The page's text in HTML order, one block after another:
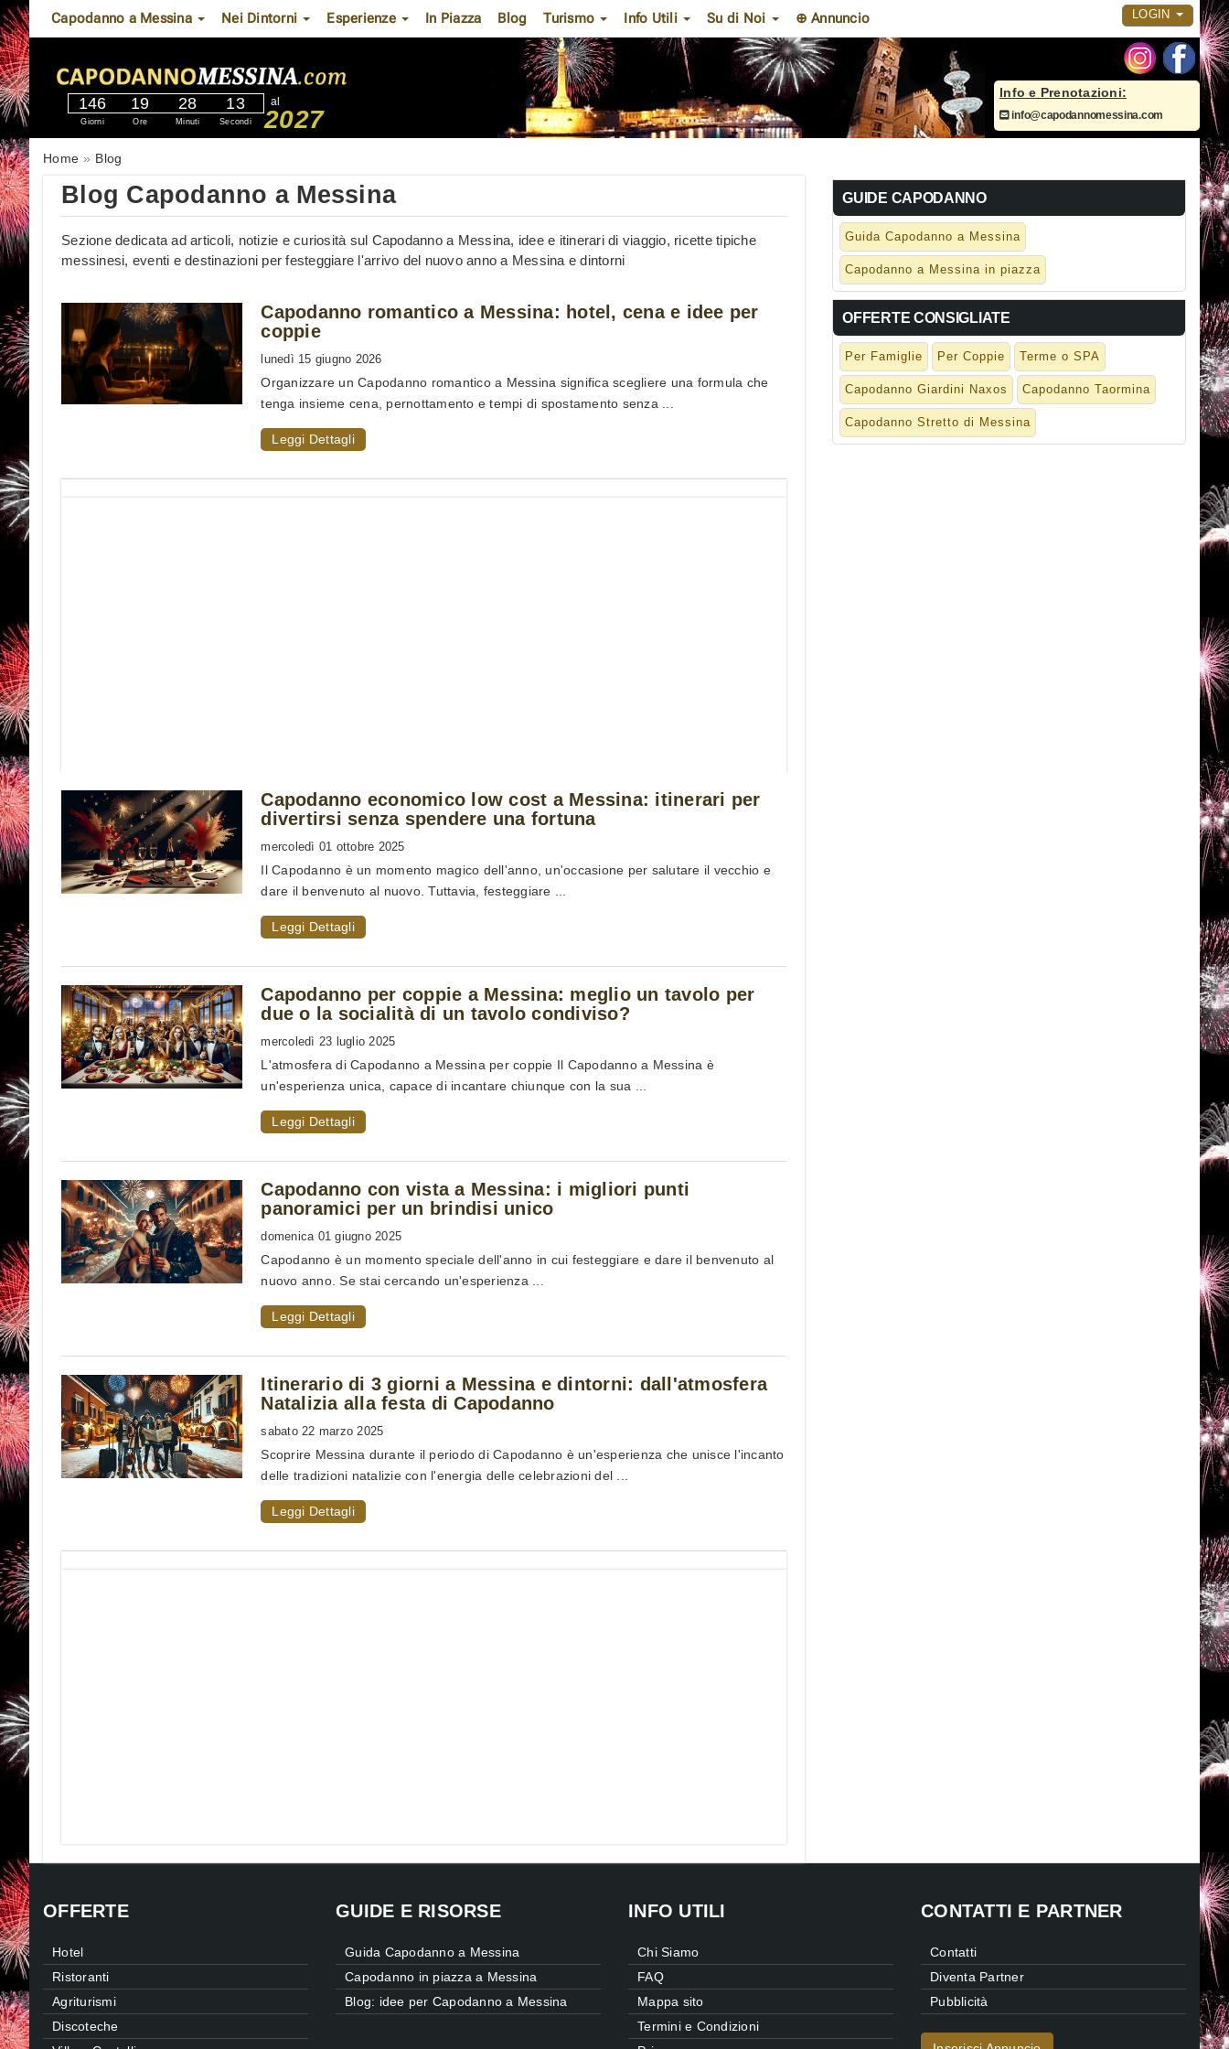
Capodanno a Messina Nei Dintorni Esperienze In Piazza Blog Turismo Info Utili Su di Noi ⊕ Annuncio LOGIN
146
Giorni
19
Ore
28
Minuti
12
Secondi
al
2027
Info e Prenotazioni:
info@capodannomessina.com
Home Blog
Blog Capodanno a Messina
Sezione dedicata ad articoli, notizie e curiosità sul Capodanno a Messina, idee e itinerari di viaggio, ricette tipiche
messinesi, eventi e destinazioni per festeggiare l'arrivo del nuovo anno a Messina e dintorni
Capodanno romantico a Messina: hotel, cena e idee per
coppie
lunedì 15 giugno 2026
Organizzare un Capodanno romantico a Messina significa scegliere una formula che
tenga insieme cena, pernottamento e tempi di spostamento senza ...
Leggi Dettagli
Capodanno economico low cost a Messina: itinerari per
divertirsi senza spendere una fortuna
mercoledì 01 ottobre 2025
Il Capodanno è un momento magico dell'anno, un'occasione per salutare il vecchio e
dare il benvenuto al nuovo. Tuttavia, festeggiare ...
Leggi Dettagli
Capodanno per coppie a Messina: meglio un tavolo per
due o la socialità di un tavolo condiviso?
mercoledì 23 luglio 2025
L'atmosfera di Capodanno a Messina per coppie Il Capodanno a Messina è
un'esperienza unica, capace di incantare chiunque con la sua ...
Leggi Dettagli
Capodanno con vista a Messina: i migliori punti
panoramici per un brindisi unico
domenica 01 giugno 2025
Capodanno è un momento speciale dell'anno in cui festeggiare e dare il benvenuto al
nuovo anno. Se stai cercando un'esperienza ...
Leggi Dettagli
Itinerario di 3 giorni a Messina e dintorni: dall'atmosfera
Natalizia alla festa di Capodanno
sabato 22 marzo 2025
Scoprire Messina durante il periodo di Capodanno è un'esperienza che unisce l'incanto
delle tradizioni natalizie con l'energia delle celebrazioni del ...
Leggi Dettagli
GUIDE CAPODANNO
Guida Capodanno a Messina
Capodanno a Messina in piazza
OFFERTE CONSIGLIATE
Per Famiglie Per Coppie Terme o SPA
Capodanno Giardini Naxos Capodanno Taormina
Capodanno Stretto di Messina
OFFERTE
Hotel
Ristoranti
Agriturismi
Discoteche
GUIDE E RISORSE
Guida Capodanno a Messina
Capodanno in piazza a Messina
Blog: idee per Capodanno a Messina
INFO UTILI
Chi Siamo
FAQ
Mappa sito
Termini e Condizioni
CONTATTI E PARTNER
Contatti
Diventa Partner
Pubblicità